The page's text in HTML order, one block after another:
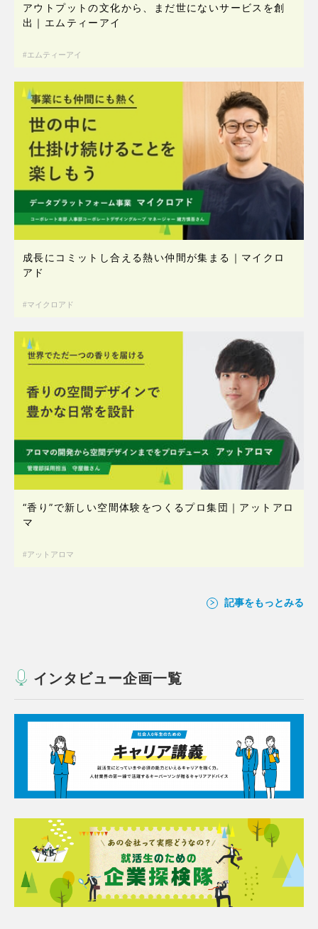
アウトプットの文化から、まだ世にないサービスを創
出｜エムティーアイ
エムティーアイ
成長にコミットし合える熱い仲間が集まる｜マイクロ
アド
マイクロアド
“香り”で新しい空間体験をつくるプロ集団｜アットアロ
マ
アットアロマ
記事をもっとみる
インタビュー企画一覧